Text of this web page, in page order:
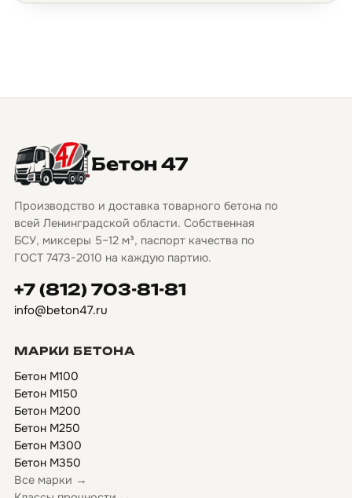
Бетон 47
Производство и доставка товарного бетона по
всей Ленинградской области. Собственная
БСУ, миксеры 5–12 м³, паспорт качества по
ГОСТ 7473-2010 на каждую партию.
+7 (812) 703-81-81
info@beton47.ru
МАРКИ БЕТОНА
Бетон М100
Бетон М150
Бетон М200
Бетон М250
Бетон М300
Бетон М350
Все марки →